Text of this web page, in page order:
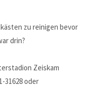
zu reinigen bevor
drin?
Zeiskam
31628 oder